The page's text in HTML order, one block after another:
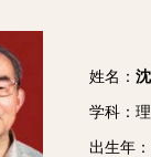
姓名：
学科：
出生年